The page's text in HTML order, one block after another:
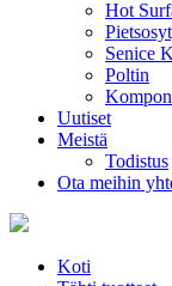
Hot
Senice
Poltin
Uutiset
Meistä
Todistus
Ota meihin
Koti